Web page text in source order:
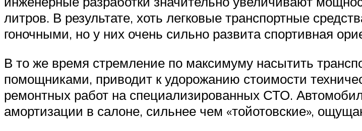
литров. В результате, хоть легковые транспортные
гоночными, но у них очень сильно развита спортивная
В то же время стремление по максимуму насытить
помощниками, приводит к удорожанию стоимости
ремонтных работ на специализированных СТО.
амортизации в салоне, сильнее чем «тойотовские»,